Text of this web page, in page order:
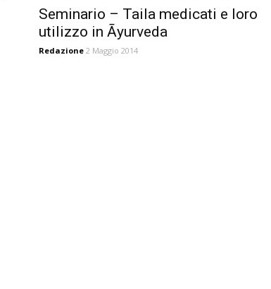
Seminario – Taila medicati e loro
utilizzo in Āyurveda
Redazione 2 Maggio 2014